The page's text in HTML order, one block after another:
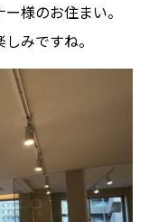
様のお住まい。
みですね。